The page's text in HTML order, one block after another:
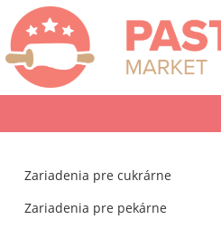
Zariadenia pre cukrárne
Zariadenia pre pekárne